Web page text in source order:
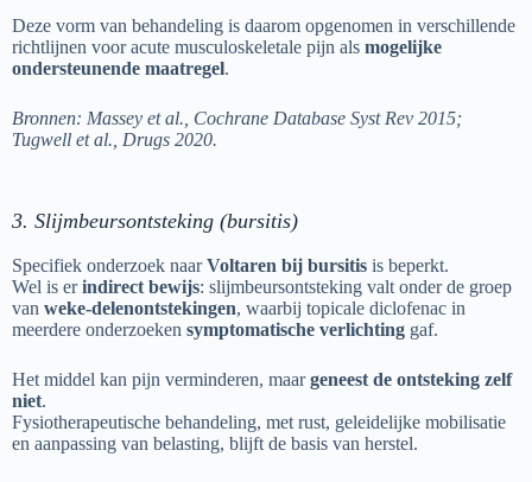
Deze vorm van behandeling is daarom opgenomen in verschillende
richtlijnen voor acute musculoskeletale pijn als mogelijke
ondersteunende maatregel.
Bronnen: Massey et al., Cochrane Database Syst Rev 2015;
Tugwell et al., Drugs 2020.
3. Slijmbeursontsteking (bursitis)
Specifiek onderzoek naarVoltaren bij bursitis is beperkt.
Wel is erindirect bewijs: slijmbeursontsteking valt onder de groep
van weke-delenontstekingen, waarbij topicale diclofenac in
meerdere onderzoeken symptomatische verlichting gaf.
Het middel kan pijn verminderen, maargeneest de ontsteking zelf
niet.
Fysiotherapeutische behandeling, met rust, geleidelijke mobilisatie
en aanpassing van belasting, blijft de basis van herstel.